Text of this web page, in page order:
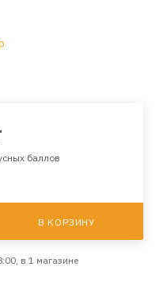
баллов
В КОРЗИНУ
в 1 магазине